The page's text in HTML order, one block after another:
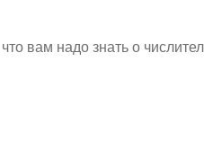
вам надо знать о